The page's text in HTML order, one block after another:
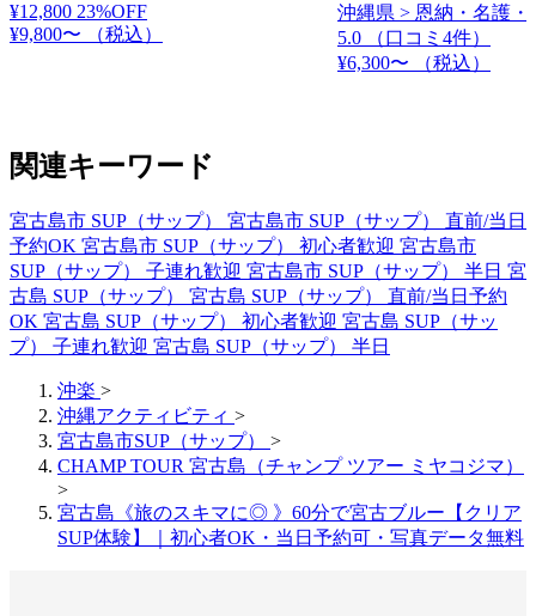
¥12,800 23%OFF
¥9,800〜
（税込）
沖縄県 > 恩納・名護・
5.0
（口コミ4件）
¥6,300〜
（税込）
関連キーワード
宮古島市 SUP（サップ） 宮古島市 SUP（サップ） 直前/当日
予約OK 宮古島市 SUP（サップ） 初心者歓迎 宮古島市
SUP（サップ） 子連れ歓迎 宮古島市 SUP（サップ） 半日 宮
古島 SUP（サップ） 宮古島 SUP（サップ） 直前/当日予約
OK 宮古島 SUP（サップ） 初心者歓迎 宮古島 SUP（サッ
プ） 子連れ歓迎 宮古島 SUP（サップ） 半日
沖楽 >
沖縄アクティビティ >
宮古島市SUP（サップ） >
CHAMP TOUR 宮古島（チャンプ ツアー ミヤコジマ）
>
宮古島《旅のスキマに◎ 》60分で宮古ブルー【クリア
SUP体験】｜初心者OK・当日予約可・写真データ無料